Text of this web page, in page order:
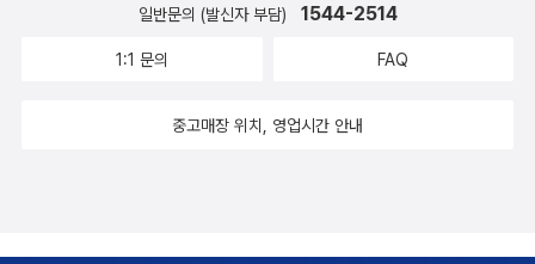
일반문의 (발신자 부담) 1544-2514
1:1 문의 FAQ
중고매장 위치, 영업시간 안내